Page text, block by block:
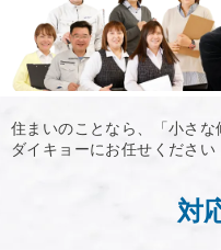
住まいのことなら、「小さ
ダイキョーにお任せください
対